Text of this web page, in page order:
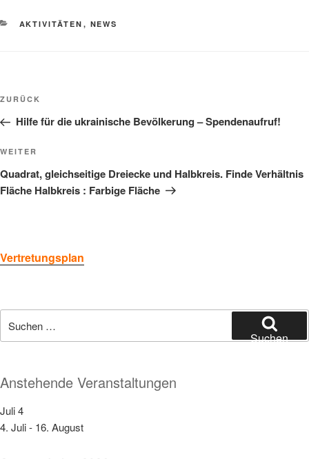
KATEGORIEN
AKTIVITÄTEN , NEWS
Beitragsnavigation
Vorheriger
Beitrag
ZURÜCK
Hilfe für die ukrainische Bevölkerung – Spendenaufruf!
Nächster
Beitrag
WEITER
Quadrat, gleichseitige Dreiecke und Halbkreis. Finde Verhältnis
Fläche Halbkreis : Farbige Fläche
Vertretungsplan
nach:
Suchen
Anstehende Veranstaltungen
Juli4
4. Juli- 16. August